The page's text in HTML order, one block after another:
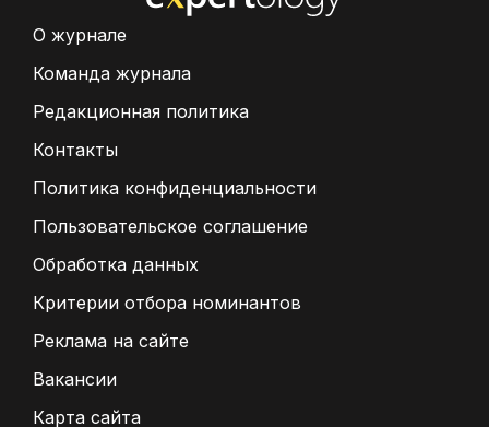
О журнале
Команда журнала
Редакционная политика
Контакты
Политика конфиденциальности
Пользовательское соглашение
Обработка данных
Критерии отбора номинантов
Реклама на сайте
Вакансии
Карта сайта